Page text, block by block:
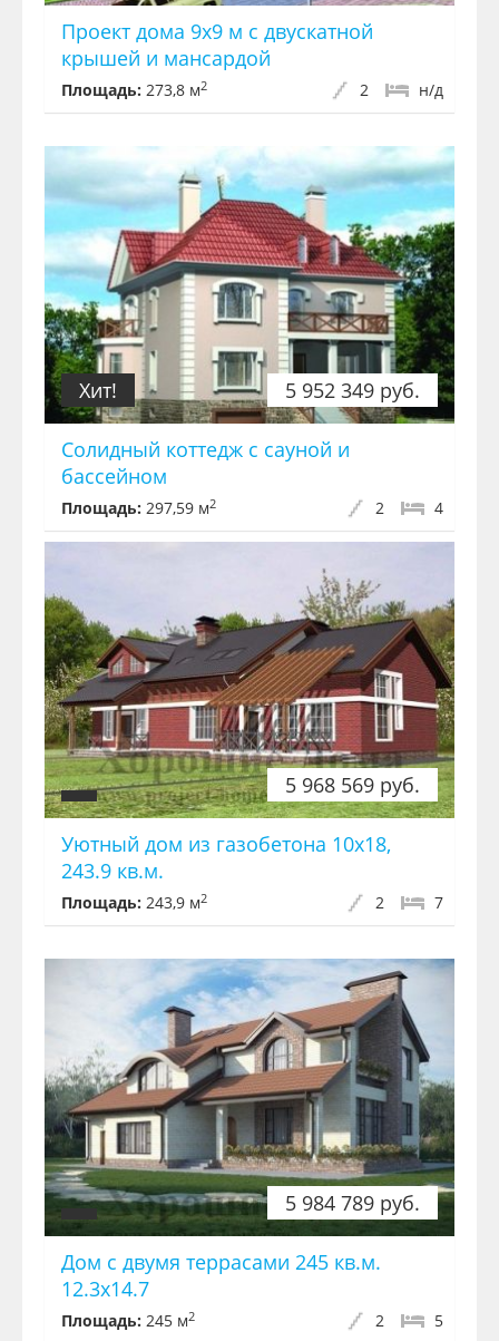
Проект дома 9х9 м с двускатной
крышей и мансардой
Площадь: 273,8 м2 н/д
2
5 952 349 руб.
Хит!
Солидный коттедж с сауной и
бассейном
Площадь: 297,59 м2 4
2
5 968 569 руб.
Уютный дом из газобетона 10x18,
243.9 кв.м.
Площадь: 243,9 м2 7
2
5 984 789 руб.
Дом с двумя террасами 245 кв.м.
12.3x14.7
Площадь: 245 м2 5
2